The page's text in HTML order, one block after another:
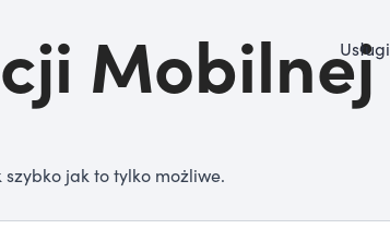
Usługi
Mobilnej
jak to tylko możliwe.